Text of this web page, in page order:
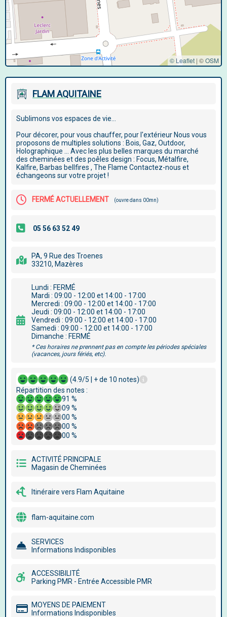
© Leaflet | ©OSM
FLAM AQUITAINE
Sublimons vos espaces de vie...
Pour décorer, pour vous chauffer, pour l'extérieur Nous vous
proposons de multiples solutions : Bois, Gaz, Outdoor,
Holographique … Avec les plus belles marques du marché
des cheminées et des poêles design : Focus, Métalfire,
Kalfire, Barbas bellfires , The Flame Contactez-nous et
échangeons sur votre projet !
FERMÉ ACTUELLEMENT (ouvre dans 00mn)
PA, 9 Rue des Troenes
33210, Mazères
Lundi : FERMÉ
Mardi : 09:00 - 12:00 et 14:00 - 17:00
Mercredi : 09:00 - 12:00 et 14:00 - 17:00
Jeudi : 09:00 - 12:00 et 14:00 - 17:00
Vendredi : 09:00 - 12:00 et 14:00 - 17:00
Samedi : 09:00 - 12:00 et 14:00 - 17:00
Dimanche : FERMÉ
* Ces horaires ne prennent pas en compte les périodes spéciales
(vacances, jours fériés, etc).
(4.9/5 | + de 10 notes)
Répartition des notes :
91 %
09 %
00 %
00 %
00 %
ACTIVITÉ PRINCIPALE
Magasin de Cheminées
Itinéraire vers Flam Aquitaine
flam-aquitaine.com
SERVICES
Informations Indisponibles
ACCESSIBILITÉ
Parking PMR - Entrée Accessible PMR
MOYENS DE PAIEMENT
Informations Indisponibles